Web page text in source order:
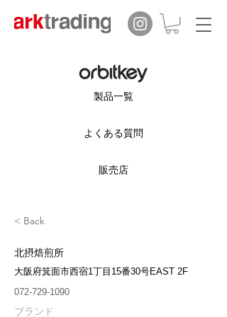
製品一覧
よくある質問
販売店
< Back
北摂焙煎所
大阪府箕面市西宿1丁目15番30号EAST 2F
072-729-1090
ブランド